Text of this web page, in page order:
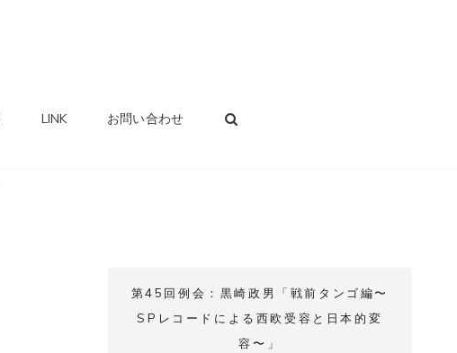
LINK お問い合わせ
第45回例会：黒崎政男「戦前タンゴ編〜
SPレコードによる西欧受容と日本的変
容〜」